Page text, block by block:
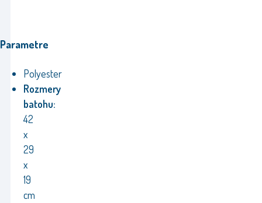
Parametre
Polyester
Rozmery
batohu:
42
x
29
x
19
cm